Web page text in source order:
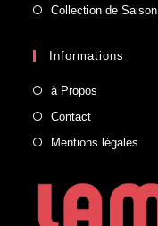
Collection de Saison
Informations
à Propos
Contact
Mentions légales